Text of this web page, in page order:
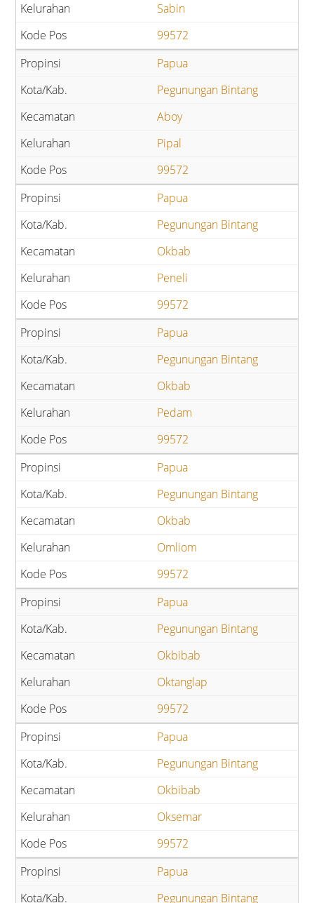
Sabin
99572
Papua
Pegunungan Bintang
Aboy
Pipal
99572
Papua
Pegunungan Bintang
Okbab
Peneli
99572
Papua
Pegunungan Bintang
Okbab
Pedam
99572
Papua
Pegunungan Bintang
Okbab
Omliom
99572
Papua
Pegunungan Bintang
Okbibab
Oktanglap
99572
Papua
Pegunungan Bintang
Okbibab
Oksemar
99572
Papua
Pegunungan Bintang